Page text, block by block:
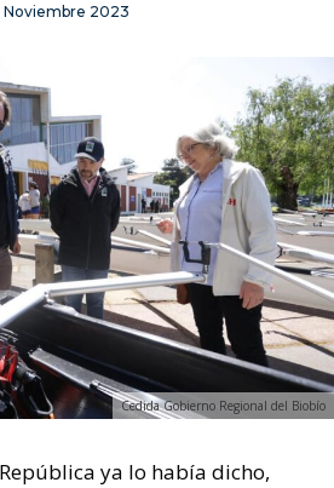
Noviembre 2023
Cedida Gobierno Regional del Biobío
ya lo había dicho,